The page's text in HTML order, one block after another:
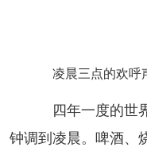
凌晨三点的欢呼
四年一度的世界
钟调到凌晨。啤酒